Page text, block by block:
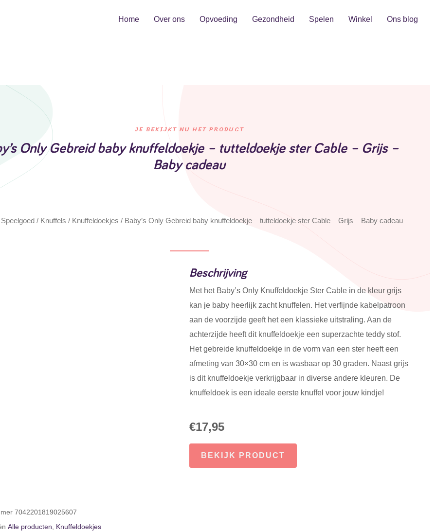
Home Over ons Opvoeding Gezondheid Spelen Winkel Ons blog
JE BEKIJKT NU HET PRODUCT
Only Gebreid baby knuffeldoekje – tutteldoekje ster Cable – Grijs –
Baby cadeau
Speelgoed / Knuffels / Knuffeldoekjes / Baby’s Only Gebreid baby knuffeldoekje – tutteldoekje ster Cable – Grijs – Baby cadeau
7042201819025607
Alle producten Knuffeldoekjes
Beschrijving
Met het Baby’s Only Knuffeldoekje Ster Cable in de kleur grijs
kan je baby heerlijk zacht knuffelen. Het verfijnde kabelpatroon
aan de voorzijde geeft het een klassieke uitstraling. Aan de
achterzijde heeft dit knuffeldoekje een superzachte teddy stof.
Het gebreide knuffeldoekje in de vorm van een ster heeft een
afmeting van 30×30 cm en is wasbaar op 30 graden. Naast grijs
is dit knuffeldoekje verkrijgbaar in diverse andere kleuren. De
knuffeldoek is een ideale eerste knuffel voor jouw kindje!
€17,95
BEKIJK PRODUCT